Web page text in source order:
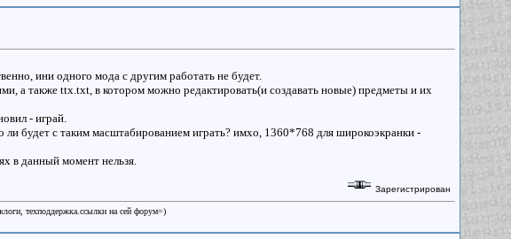
ини одного мода с другим работать не будет.
а также ttx.txt, в котором можно редактировать(и создавать новые) предметы и их
- играй.
будет с таким масштабированием играть? имхо, 1360*768 для широкоэкранки -
в данный момент нельзя.
Зарегистрирован
техподдержка.ссылки на сей форум=)